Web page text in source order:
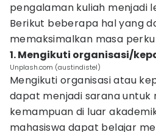
pengalaman kuliah menjadi
Berikut beberapa hal yang
memaksimalkan masa
1. Mengikuti organisasi/
Unplash.com (austindistel)
Mengikuti organisasi atau
dapat menjadi sarana untuk
kemampuan di luar
mahasiswa dapat belajar